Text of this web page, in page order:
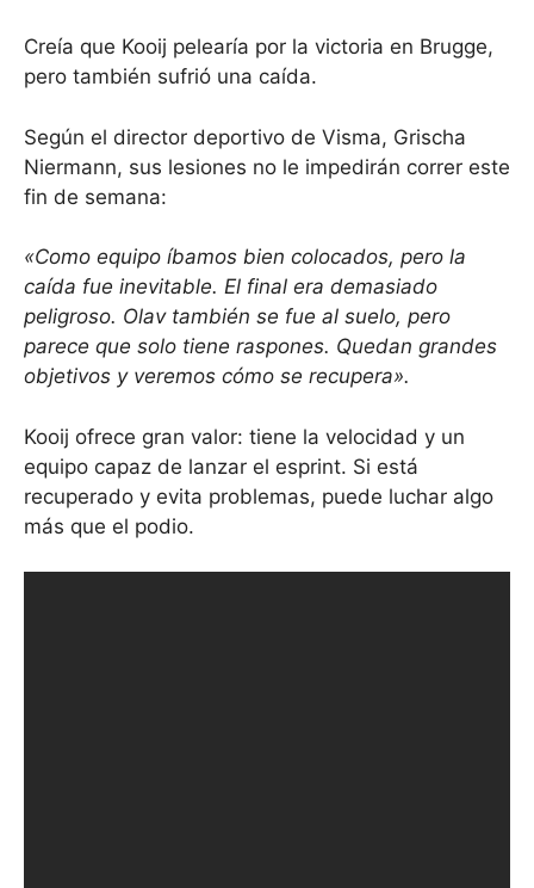
Creía que Kooij pelearía por la victoria en Brugge,
pero también sufrió una caída.
Según el director deportivo de Visma, Grischa
Niermann, sus lesiones no le impedirán correr este
fin de semana:
«Como equipo íbamos bien colocados, pero la
caída fue inevitable. El final era demasiado
peligroso. Olav también se fue al suelo, pero
parece que solo tiene raspones. Quedan grandes
objetivos y veremos cómo se recupera».
Kooij ofrece gran valor: tiene la velocidad y un
equipo capaz de lanzar el esprint. Si está
recuperado y evita problemas, puede luchar algo
más que el podio.